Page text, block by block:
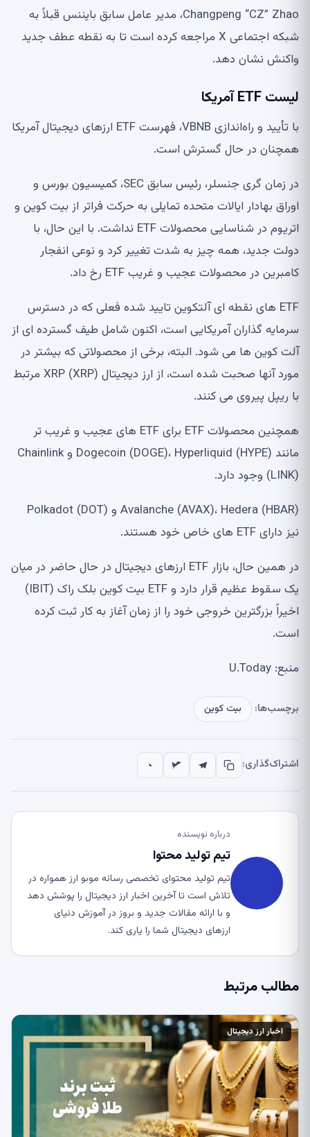
Changpeng “CZ” Zhao، مدیر عامل سابق بایننس قبلاً به
شبکه اجتماعی X مراجعه کرده است تا به نقطه عطف جدید
واکنش نشان دهد.
لیست ETF آمریکا
با تأیید و راه‌اندازی VBNB، فهرست ETF ارزهای دیجیتال آمریکا
همچنان در حال گسترش است.
در زمان گری جنسلر، رئیس سابق SEC، کمیسیون بورس و
اوراق بهادار ایالات متحده تمایلی به حرکت فراتر از بیت کوین و
اتریوم در شناسایی محصولات ETF نداشت. با این حال، با
دولت جدید، همه چیز به شدت تغییر کرد و نوعی انفجار
کامبرین در محصولات عجیب و غریب ETF رخ داد.
ETF های نقطه ای آلتکوین تایید شده فعلی که در دسترس
سرمایه گذاران آمریکایی است، اکنون شامل طیف گسترده ای از
آلت کوین ها می شود. البته، برخی از محصولاتی که بیشتر در
مورد آنها صحبت شده است، از ارز دیجیتال XRP (XRP) مرتبط
با ریپل پیروی می کنند.
همچنین محصولات ETF برای ETF های عجیب و غریب تر
مانند Dogecoin (DOGE)، Hyperliquid (HYPE) و Chainlink
(LINK) وجود دارد.
Avalanche (AVAX)، Hedera (HBAR) و Polkadot (DOT)
نیز دارای ETF های خاص خود هستند.
در همین حال، بازار ETF ارزهای دیجیتال در حال حاضر در میان
یک سقوط عظیم قرار دارد و ETF بیت کوین بلک راک (IBIT)
اخیراً بزرگترین خروجی خود را از زمان آغاز به کار ثبت کرده
است.
منبع: U.Today
برچسب‌ها: بیت کوین
اشتراک‌گذاری:
درباره نویسنده
تیم تولید محتوا
تیم تولید محتوای تخصصی رسانه موبو ارز همواره در
تلاش است تا آخرین اخبار ارز دیجیتال را پوشش دهد
و با ارائه مقالات جدید و بروز در آموزش دنیای
ارزهای دیجیتال شما را یاری کند.
مطالب مرتبط
اخبار ارز دیجیتال